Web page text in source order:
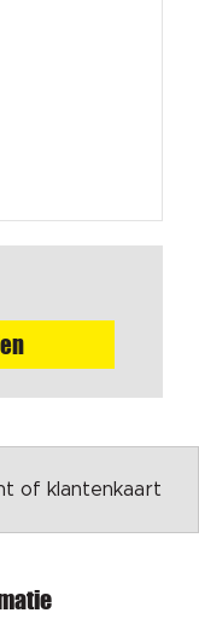
of klantenkaart